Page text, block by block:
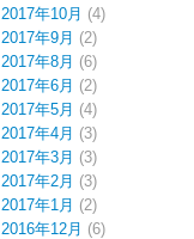
2017年10月 (4)
2017年9月 (2)
2017年8月 (6)
2017年6月 (2)
2017年5月 (4)
2017年4月 (3)
2017年3月 (3)
2017年2月 (3)
2017年1月 (2)
2016年12月 (6)